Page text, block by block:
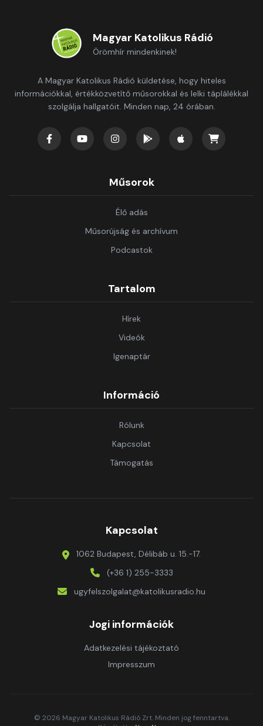
Magyar Katolikus Rádió
Örömhír mindenkinek!
A Magyar Katolikus Rádió küldetése, hogy hiteles
információkkal, értékközvetítő műsorokkal és lelki táplálékkal
szolgálja hallgatóit. Minden nap, 24 órában.
Műsorok
Élő adás
Műsorújság és archívum
Podcastok
Tartalom
Hírek
Videók
Igenaptár
Információ
Rólunk
Kapcsolat
Támogatás
Kapcsolat
1062 Budapest, Délibáb u. 15.-17.
(+36 1) 255-3333
ugyfelszolgalat@katolikusradio.hu
Jogi információk
Adatkezelési tájékoztató
Impresszum
© 2026 Magyar Katolikus Rádió Zrt. Minden jog fenntartva.